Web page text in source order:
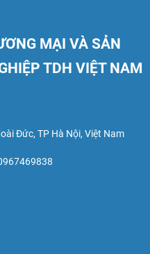
MẠI VÀ SẢN
TDH VIỆT NAM
Đức, TP Hà Nội, Việt Nam